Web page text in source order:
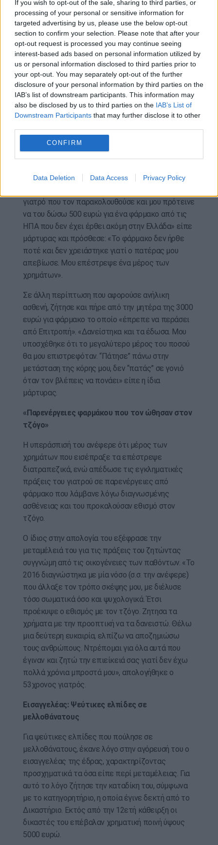
If you wish to opt-out of the sale, sharing to third parties, or
processing of your personal or sensitive information for
targeted advertising by us, please use the below opt-out
section to confirm your selection. Please note that after your
opt-out request is processed you may continue seeing
interest-based ads based on personal information utilized by
us or personal information disclosed to third parties prior to
your opt-out. You may separately opt-out of the further
disclosure of your personal information by third parties on the
IAB’s list of downstream participants. This information may
also be disclosed by us to third parties on the IAB’s List of
Downstream Participants that may further disclose it to other
CONFIRM
Data Deletion Data Access Privacy Policy
περισσότερες από είκοσι περιπτώσεις απάτης-
χρηματισμού που αφορούσαν την περίοδο από το
2019 έως το 2022. Είχαν προηγηθεί και
καταγγελίες για «φακελάκι» προκειμένου να
επισπεύσει θεραπείες και ήδη έχει καταδικαστεί
σε πρώτο βαθμό για πλημμεληματική δωροληψία.
«Δεν “πατάς” πάνω σε γονιό όταν τον βλέπεις
να πονάει»
Ενώπιον του Τριμελούς Εφετείου Κακουργημάτων
κατέθεσαν ως μάρτυρες συγγενικά πρόσωπα ή
μέλη οικογενειών ασθενών του (που στο μεταξύ
έχουν αποβιώσει) ή και πρώην ασθενείς του που
με μεταστατικό καρκίνο και τον Μάιο του 2021
γιατρό που τον παρακολουθούσε και μου πρότεινε
να του δώσω 500 ευρώ για ένα φάρμακο από τις
ΗΠΑ που δεν έχει έρθει ακόμη στην Ελλάδα» είπε
μάρτυρας και πρόσθεσε: «Το φάρμακο δεν ήρθε
ποτέ και δεν χρειάστηκε γιατί ο πατέρας μου
απεβίωσε. Μου επέστρεψε ένα μέρος των
χρημάτων».
Σε άλλη περίπτωση που αφορούσε ανήλικη
ασθενή, ζήτησε και πήρε από την μητέρα της 3000
ευρώ για φάρμακο το οποίο «έπρεπε να περάσει
από Επιτροπή». «Δανείστηκα και τα έδωσα. Μου
υποσχέθηκε ότι το μεγαλύτερο μέρος του ποσού
θα μου επιστρεφόταν. “Πάτησε” πάνω στην
μετάσταση της κόρης μου, δεν “πατάς” σε γονιό
όταν τον βλέπεις να πονάει» είπε η ίδια
μάρτυρας.
«Παρενέργειες φαρμάκου που τον ώθησαν στον
τζόγο»
Η υπεράσπισή του ανέφερε ότι μέρος των
χρημάτων που εισέπραξε τα επέστρεψε
διατραπεζικά, ενώ απέδωσε τις εγκληματικές
πράξεις του γιατρού σε παρενέργειες από
φάρμακο που λάμβανε λόγω διαγνωσμένης
ασθένειας και του προκαλούσαν εθισμό στον
τζόγο.
Ο ίδιος στην απολογία του εξέφρασε την
μεταμέλειά του για τις πράξεις του ζητώντας
συγγνώμη από τις οικογένειες των παθόντων. «Το
2016 διαγνώστηκα με μία νόσο (σ.σ. την ανέφερε)
που άλλαξε τον τρόπο σκέψης μου, με διέλυσε
τόσο σωματικά όσο και ψυχολογικά. Έτσι
προέκυψε ο εθισμός με τον τζόγο. Ζητησα τα
χρήματα με την προοπτική να τα δανειστώ. Θέλω
μια δεύτερη ευκαιρία, ελπίζω να αποζημιώσω
τους ανθρώπους. Ντρέπομαι για όλα αυτά που
έγιναν και ζητώ την επιείκειά σας γιατί δεν έχω
πολλά χρόνια μπροστά μου», απολογήθηκε ο
53χρονος γιατρός.
Εισαγγελέας: Ψεύτικες ελπίδες σε
μελλοθάνατους
Για ψεύτικες ελπίδες που πούλησε σε
μελλοθάνατους, έκανε λόγο στην αγόρευσή του ο
εισαγγελέας της έδρας, χαρακτηρίζοντας
προσχηματικά τα όσα είπε περί μεταμέλειας. Για
αυτό το λόγο ζήτησε την καταδίκη του, σύμφωνα
με το κατηγορητήριο, η οποία έγινε δεκτή από το
Δικαστήριο. Εκτός από την 12ετή κάθειρξη οι
δικαστές του επέβαλαν χρηματική ποινή ύψους
5000 ευρώ.